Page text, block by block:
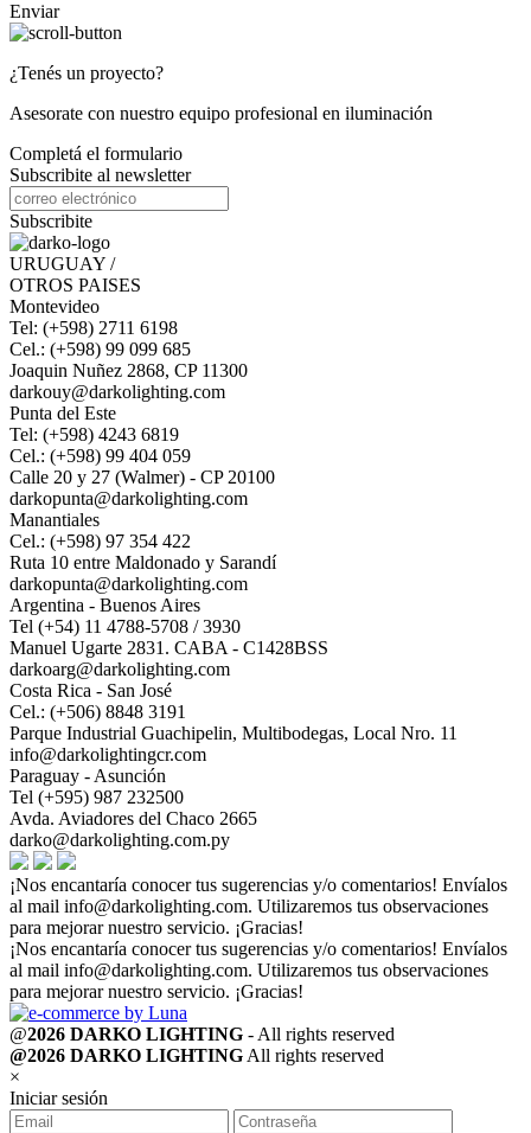
Enviar
¿Tenés un proyecto?
Asesorate con nuestro equipo profesional en iluminación
Completá el formulario
Subscribite al newsletter
Subscribite
URUGUAY /
OTROS PAISES
Montevideo
Tel: (+598) 2711 6198
Cel.: (+598) 99 099 685
Joaquin Nuñez 2868, CP 11300
darkouy@darkolighting.com
Punta del Este
Tel: (+598) 4243 6819
Cel.: (+598) 99 404 059
Calle 20 y 27 (Walmer) - CP 20100
darkopunta@darkolighting.com
Manantiales
Cel.: (+598) 97 354 422
Ruta 10 entre Maldonado y Sarandí
darkopunta@darkolighting.com
Argentina - Buenos Aires
Tel (+54) 11 4788-5708 / 3930
Manuel Ugarte 2831. CABA - C1428BSS
darkoarg@darkolighting.com
Costa Rica - San José
Cel.: (+506) 8848 3191
Parque Industrial Guachipelin, Multibodegas, Local Nro. 11
info@darkolightingcr.com
Paraguay - Asunción
Tel (+595) 987 232500
Avda. Aviadores del Chaco 2665
darko@darkolighting.com.py
¡Nos encantaría conocer tus sugerencias y/o comentarios! Envíalos
al mail info@darkolighting.com. Utilizaremos tus observaciones
para mejorar nuestro servicio. ¡Gracias!
¡Nos encantaría conocer tus sugerencias y/o comentarios! Envíalos
al mail info@darkolighting.com. Utilizaremos tus observaciones
para mejorar nuestro servicio. ¡Gracias!
@2026 DARKO LIGHTING - All rights reserved
@2026 DARKO LIGHTINGAll rights reserved
×
Iniciar sesión